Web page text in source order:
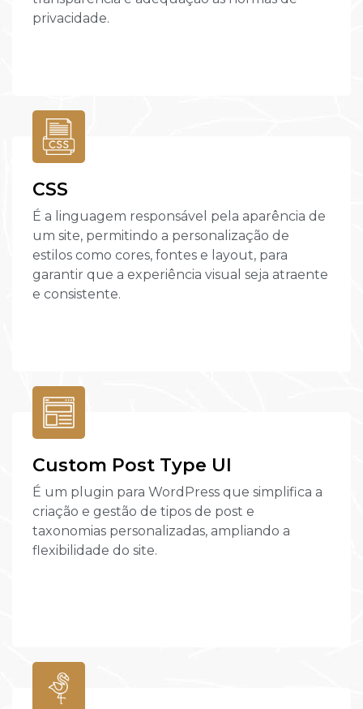
privacidade.
CSS
É a linguagem responsável pela aparência de
um site, permitindo a personalização de
estilos como cores, fontes e layout, para
garantir que a experiência visual seja atraente
e consistente.
Custom Post Type UI
É um plugin para WordPress que simplifica a
criação e gestão de tipos de post e
taxonomias personalizadas, ampliando a
flexibilidade do site.